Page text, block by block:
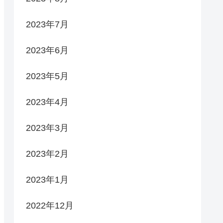
2023年7月
2023年6月
2023年5月
2023年4月
2023年3月
2023年2月
2023年1月
2022年12月